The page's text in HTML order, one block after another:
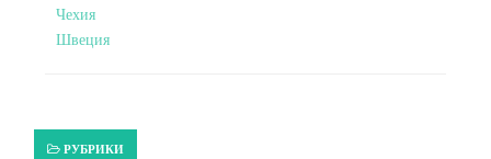
Чехия
Швеция
РУБРИКИ